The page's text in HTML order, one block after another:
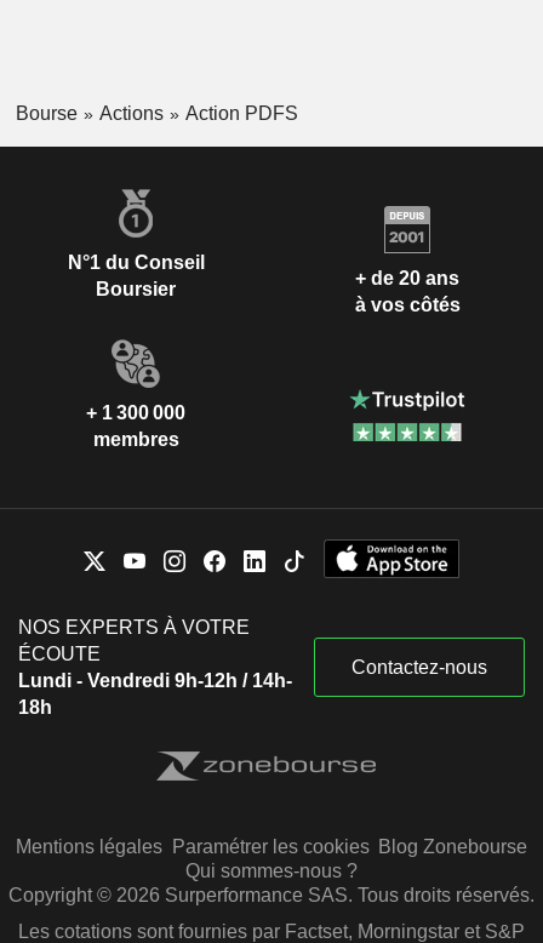
Bourse Actions Action PDFS
N°1 du Conseil
Boursier
+ de 20 ans
à vos côtés
+ 1 300 000
membres
NOS EXPERTS À VOTRE
ÉCOUTE
Lundi - Vendredi 9h-12h / 14h-
18h
Contactez-nous
Mentions légales Paramétrer les cookies Blog Zonebourse
Qui sommes-nous ?
Copyright © 2026 Surperformance SAS. Tous droits réservés.
Les cotations sont fournies par Factset, Morningstar et S&P